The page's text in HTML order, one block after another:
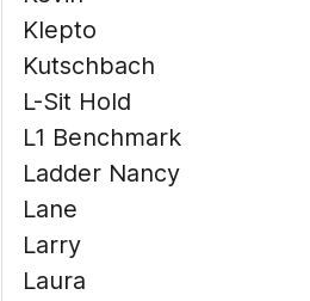
Klepto
Kutschbach
L-Sit Hold
L1 Benchmark
Ladder Nancy
Lane
Larry
Laura